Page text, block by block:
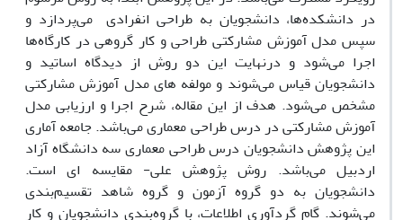
در دانشکده‌ها، دانشجویان به طراحی انفرادی می‌پردازد و
سپس مدل آموزش مشارکتی طراحی و کار گروهی در کارگاه‌ها
اجرا می‌شود و درنهایت این دو روش از دیدگاه اساتید و
دانشجویان قیاس می‌شوند و مولفه های مدل آموزش مشارکتی
مشخص‌ می‌شود. هدف از این مقاله، شرح اجرا و ارزیابی مدل
آموزش مشارکتی در درس طراحی معماری می‌باشد. جامعه آماری
این پژوهش دانشجویان درس طراحی معماری سه دانشگاه آزاد
اردبیل می‌باشد. روش پژوهش علی- مقایسه ای است.
دانشجویان به دو گروه آزمون و گروه شاهد تقسیم‌بندی
می‌شوند. گام گردآوری اطلاعات، با گروه‌بندی دانشجویان و کار